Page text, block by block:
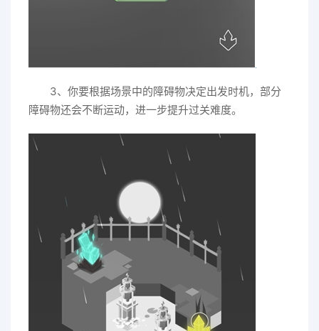
3、你要根据场景中的障碍物决定出发时机，部分
障碍物还会不断运动，进一步提升过关难度。